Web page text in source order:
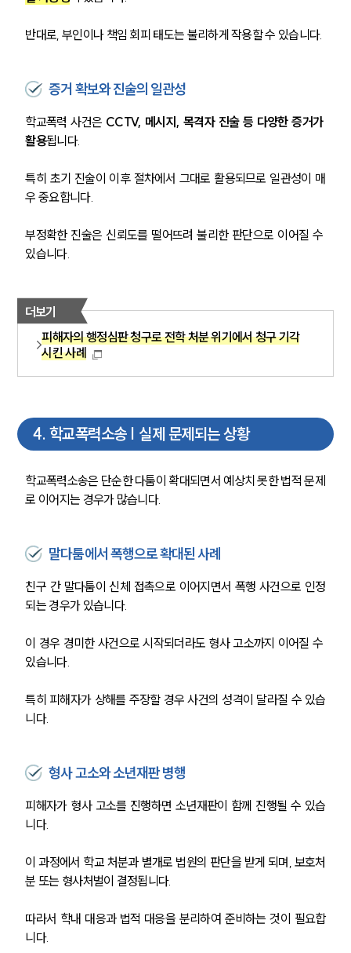
대륜의 강점
고객의 소리
통합검색
AI대륜
반대로, 부인이나 책임 회피 태도는 불리하게 작용할 수 있습니다.
증거 확보와 진술의 일관성
학교폭력 사건은 CCTV, 메시지, 목격자 진술 등 다양한 증거가
활용됩니다.
특히 초기 진술이 이후 절차에서 그대로 활용되므로 일관성이 매
우 중요합니다.
부정확한 진술은 신뢰도를 떨어뜨려 불리한 판단으로 이어질 수
있습니다.
더보기
피해자의 행정심판 청구로 전학 처분 위기에서 청구 기각
시킨 사례
4. 학교폭력소송 | 실제 문제되는 상황
학교폭력소송은 단순한 다툼이 확대되면서 예상치 못한 법적 문제
로 이어지는 경우가 많습니다.
말다툼에서 폭행으로 확대된 사례
친구 간 말다툼이 신체 접촉으로 이어지면서 폭행 사건으로 인정
되는 경우가 있습니다.
이 경우 경미한 사건으로 시작되더라도 형사 고소까지 이어질 수
있습니다.
특히 피해자가 상해를 주장할 경우 사건의 성격이 달라질 수 있습
니다.
형사 고소와 소년재판 병행
피해자가 형사 고소를 진행하면 소년재판이 함께 진행될 수 있습
니다.
이 과정에서 학교 처분과 별개로 법원의 판단을 받게 되며, 보호처
분 또는 형사처벌이 결정됩니다.
따라서 학내 대응과 법적 대응을 분리하여 준비하는 것이 필요합
니다.